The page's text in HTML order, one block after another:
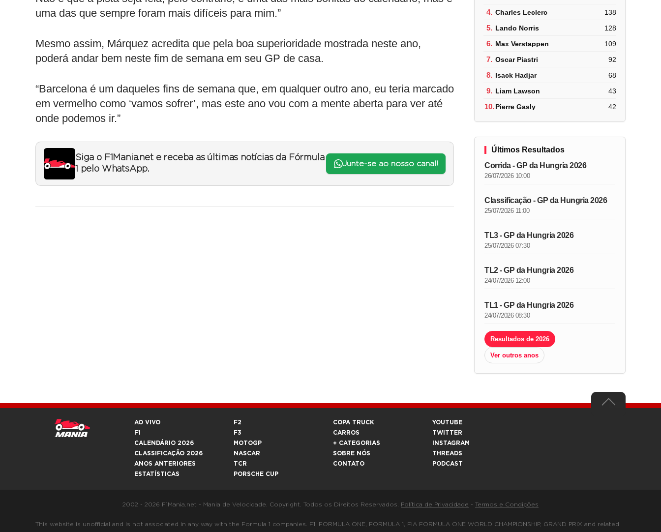
uma das que sempre foram mais difíceis para mim.”
Mesmo assim, Márquez acredita que pela boa superioridade mostrada neste ano,
poderá andar bem neste fim de semana em seu GP de casa.
“Barcelona é um daqueles fins de semana que, em qualquer outro ano, eu teria marcado
em vermelho como ‘vamos sofrer’, mas este ano vou com a mente aberta para ver até
onde podemos ir.”
Siga o F1Mania.net e receba as últimas notícias da Fórmula
1 pelo WhatsApp.
Junte-se ao nosso canal!
4. Charles Leclerc 138
5. Lando Norris 128
6. Max Verstappen 109
7. Oscar Piastri 92
8. Isack Hadjar 68
9. Liam Lawson 43
10.Pierre Gasly 42
Últimos Resultados
Corrida - GP da Hungria 2026
26/07/2026 10:00
Classificação - GP da Hungria 2026
25/07/2026 11:00
TL3 - GP da Hungria 2026
25/07/2026 07:30
TL2 - GP da Hungria 2026
24/07/2026 12:00
TL1 - GP da Hungria 2026
24/07/2026 08:30
Resultados de 2026
Ver outros anos
AO VIVO
F1
CALENDÁRIO 2026
CLASSIFICAÇÃO 2026
ANOS ANTERIORES
ESTATÍSTICAS
F2
F3
MOTOGP
NASCAR
TCR
PORSCHE CUP
COPA TRUCK
CARROS
+ CATEGORIAS
SOBRE NÓS
CONTATO
YOUTUBE
TWITTER
INSTAGRAM
THREADS
PODCAST
2002 - 2026 F1Mania.net - Mania de Velocidade. Copyright. Todos os Direitos Reservados. Política de Privacidade - Termos e Condições
This website is unofficial and is not associated in any way with the Formula 1 companies. F1, FORMULA ONE, FORMULA 1, FIA FORMULA ONE WORLD CHAMPIONSHIP, GRAND PRIX and related